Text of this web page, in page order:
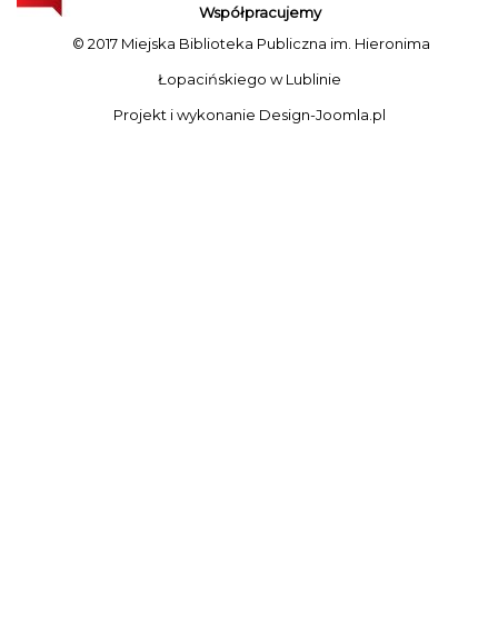
Współpracujemy
© 2017 Miejska Biblioteka Publiczna im. Hieronima
Łopacińskiego w Lublinie
Projekt i wykonanie Design-Joomla.pl